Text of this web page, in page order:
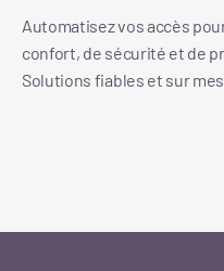
Automatisez vos accès
confort, de sécurité et de
Solutions fiables et sur